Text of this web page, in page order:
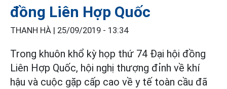
đồng Liên Hợp Quốc
THANH HÀ | 25/09/2019 - 13:34
Trong khuôn khổ kỳ họp thứ 74 Đại hội đồng
Liên Hợp Quốc, hội nghị thượng đỉnh về khí
hậu và cuộc gặp cấp cao về y tế toàn cầu đã